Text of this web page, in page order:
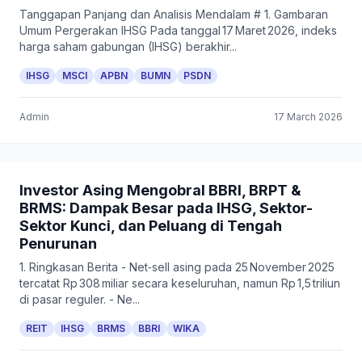
Tanggapan Panjang dan Analisis Mendalam # 1. Gambaran
Umum Pergerakan IHSG Pada tanggal 17 Maret 2026, indeks
harga saham gabungan (IHSG) berakhir...
IHSG MSCI APBN BUMN PSDN
Admin 17 March 2026
Investor Asing Mengobral BBRI, BRPT &
BRMS: Dampak Besar pada IHSG, Sektor-
Sektor Kunci, dan Peluang di Tengah
Penurunan
1. Ringkasan Berita - Net‑sell asing pada 25 November 2025
tercatat Rp 308 miliar secara keseluruhan, namun Rp 1,5 triliun
di pasar reguler. - Ne...
REIT IHSG BRMS BBRI WIKA